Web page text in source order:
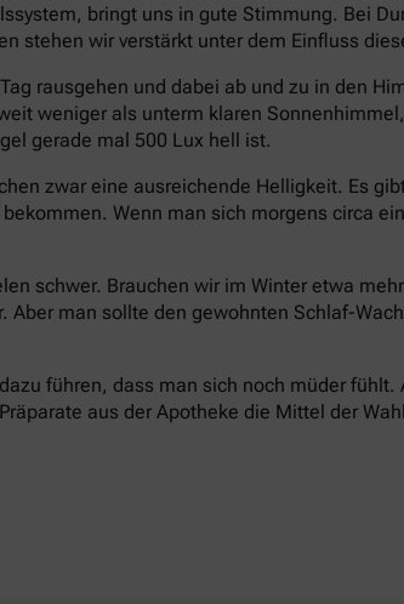
bringt uns in gute Stimmung. Bei
stehen wir verstärkt unter dem Einfluss
rausgehen und dabei ab und zu in den
weniger als unterm klaren
gerade mal 500 Lux hell ist.
zwar eine ausreichende Helligkeit. Es
Wenn man sich morgens circa
schwer. Brauchen wir im Winter etwa
man sollte den gewohnten Schlaf-
führen, dass man sich noch müder fühlt.
aus der Apotheke die Mittel der